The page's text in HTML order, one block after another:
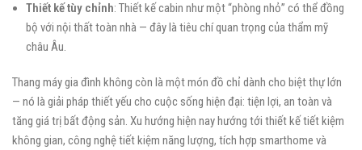
Thiết kế tùy chỉnh: Thiết kế cabin như một “phòng nhỏ” có thể đồng
bộ với nội thất toàn nhà — đây là tiêu chí quan trọng của thẩm mỹ
châu Âu.
Thang máy gia đình không còn là một món đồ chỉ dành cho biệt thự lớn
— nó là giải pháp thiết yếu cho cuộc sống hiện đại: tiện lợi, an toàn và
tăng giá trị bất động sản. Xu hướng hiện nay hướng tới thiết kế tiết kiệm
không gian, công nghệ tiết kiệm năng lượng, tích hợp smarthome và